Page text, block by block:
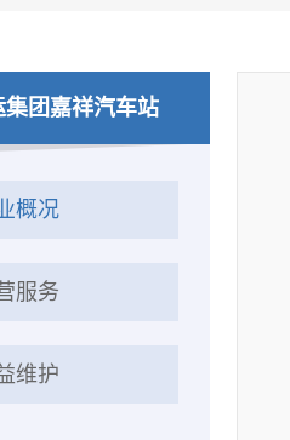
集团嘉祥汽车站
概况
服务
维护